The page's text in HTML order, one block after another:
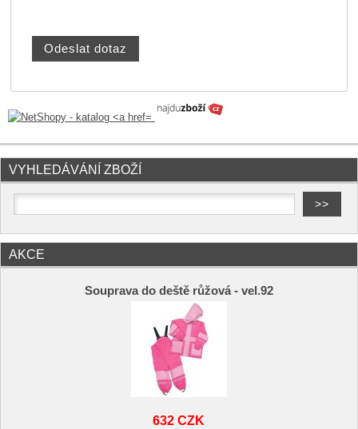
VYHLEDÁVÁNÍ ZBOŽÍ
AKCE
Souprava do deště růžová - vel.92
632 CZK